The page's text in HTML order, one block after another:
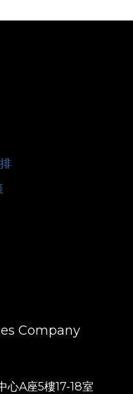
Company
心A座5樓17-18室